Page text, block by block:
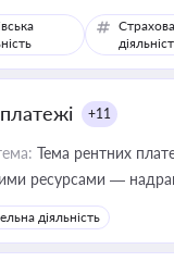
Страхова
+11
Тема рентних
ресурсами —
діяльність